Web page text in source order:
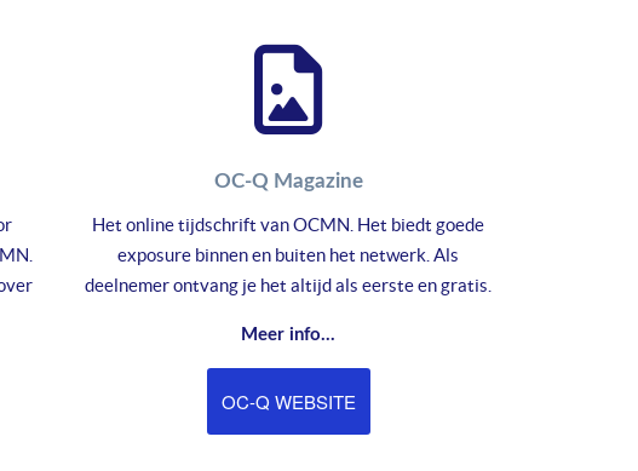
OC-Q Magazine
Het online tijdschrift van OCMN. Het biedt goede
exposure binnen en buiten het netwerk. Als
deelnemer ontvang je het altijd als eerste en gratis.
Meer info...
OC-Q WEBSITE